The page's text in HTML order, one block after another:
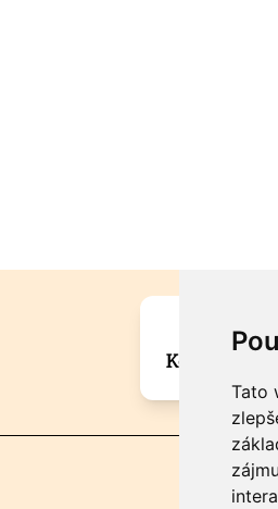
Tato
Máte
Kontaktujte